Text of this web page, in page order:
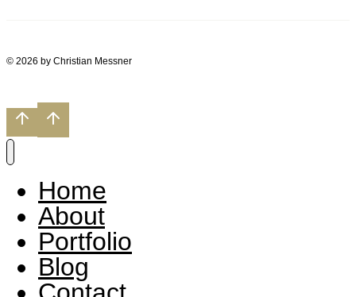
© 2026 by Christian Messner
Home
About
Portfolio
Blog